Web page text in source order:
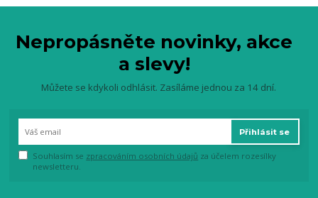
Nepropásněte novinky, akce
a slevy!
Můžete se kdykoli odhlásit. Zasíláme jednou za 14 dní.
Přihlásit se
Souhlasím se zpracováním osobních údajů za účelem rozesílky
newsletteru.